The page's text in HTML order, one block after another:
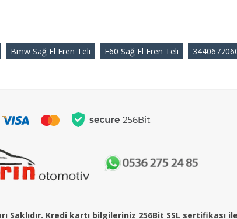
Bmw Sağ El Fren Teli E60 Sağ El Fren Teli
Saklıdır. Kredi kartı bilgileriniz 256Bit SSL sertifikası